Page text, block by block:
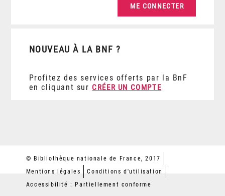
NOUVEAU À LA BNF ?
Profitez des services offerts par la BnF
en cliquant sur CRÉER UN COMPTE
© Bibliothèque nationale de France, 2017
Mentions légales
Conditions d'utilisation
Accessibilité : Partiellement conforme